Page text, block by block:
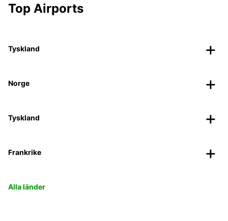
Top Airports
Tyskland
Norge
Tyskland
Frankrike
Alla länder